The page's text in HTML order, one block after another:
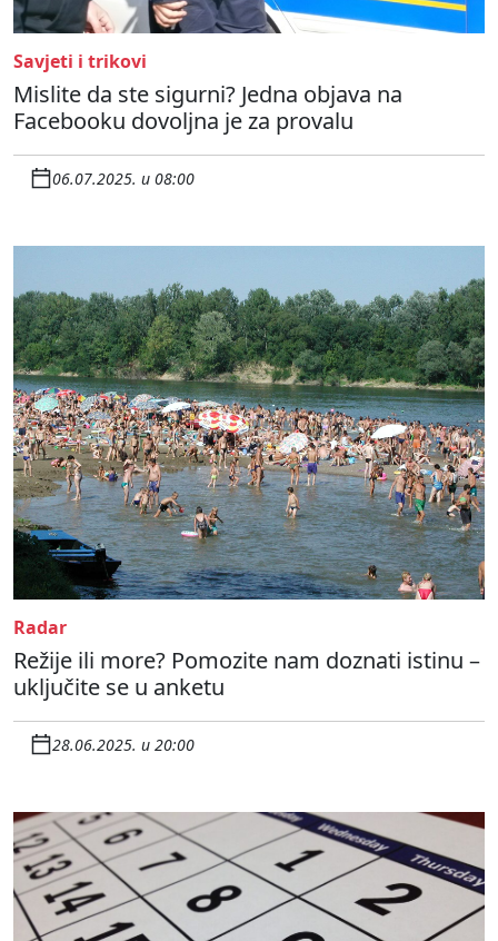
Savjeti i trikovi
Mislite da ste sigurni? Jedna objava na
Facebooku dovoljna je za provalu
06.07.2025. u 08:00
Radar
Režije ili more? Pomozite nam doznati istinu –
uključite se u anketu
28.06.2025. u 20:00